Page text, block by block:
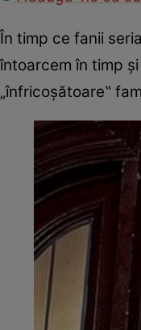
În timp ce fanii
întoarcem în timp
„înfricoșătoare‟